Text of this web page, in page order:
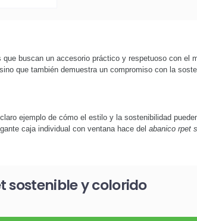
buscan un accesorio práctico y respetuoso con el
que también demuestra un compromiso con la
ejemplo de cómo el estilo y la sostenibilidad
caja individual con ventana hace del abanico rpet
sostenible y colorido